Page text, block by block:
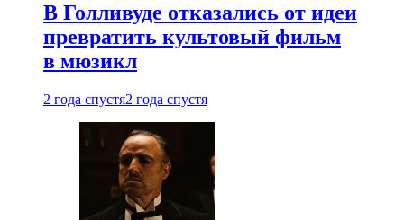
В Голливуде отказались от идеи
превратить культовый фильм
в мюзикл
2 года спустя2 года спустя